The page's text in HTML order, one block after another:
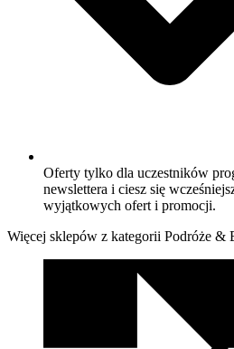
Oferty tylko dla uczestników
newslettera i ciesz się
wyjątkowych ofert i promocji.
Więcej sklepów z kategorii Podróże &